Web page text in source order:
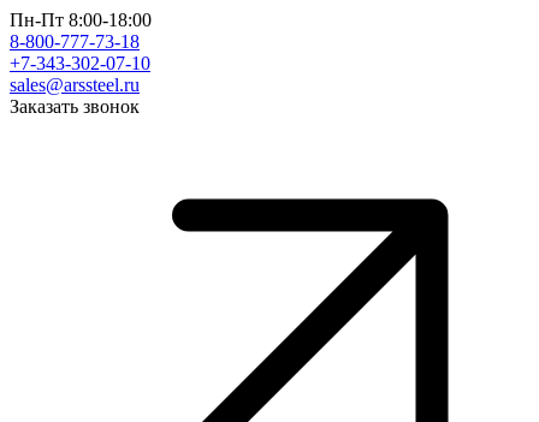
Пн-Пт 8:00-18:00
8-800-777-73-18
+7-343-302-07-10
sales@arssteel.ru
Заказать звонок